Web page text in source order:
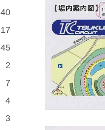
40
17
45
2
7
4
3